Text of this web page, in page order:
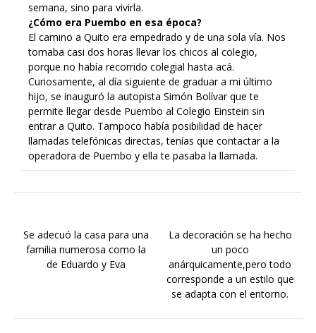
semana, sino para vivirla.
¿Cómo era Puembo en esa época?
El camino a Quito era empedrado y de una sola vía. Nos
tomaba casi dos horas llevar los chicos al colegio,
porque no había recorrido colegial hasta acá.
Curiosamente, al día siguiente de graduar a mi último
hijo, se inauguró la autopista Simón Bolívar que te
permite llegar desde Puembo al Colegio Einstein sin
entrar a Quito. Tampoco había posibilidad de hacer
llamadas telefónicas directas, tenías que contactar a la
operadora de Puembo y ella te pasaba la llamada.
Se adecuó la casa para una
familia numerosa como la
de Eduardo y Eva
La decoración se ha hecho
un poco
anárquicamente,pero todo
corresponde a un estilo que
se adapta con el entorno.